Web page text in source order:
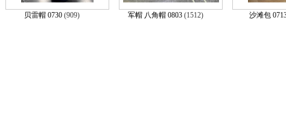
贝雷帽 0730 (909) 军帽 八角帽 0803(1512) 沙滩包